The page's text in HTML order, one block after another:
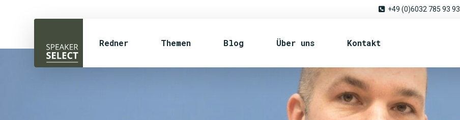
+49 (0)6032 785 93 93
Redner Themen Blog Über uns Kontakt